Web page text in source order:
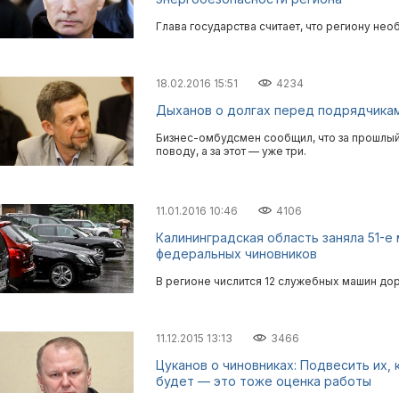
Глава государства считает, что региону
18.02.2016 15:51 4234
Дыханов о долгах перед
Бизнес-омбудсмен сообщил, что за
поводу, а за этот — уже три.
11.01.2016 10:46 4106
Калининградская область заняла
федеральных чиновников
В регионе числится 12 служебных машин
11.12.2015 13:13 3466
Цуканов о чиновниках: Подвесить их,
будет — это тоже оценка работы